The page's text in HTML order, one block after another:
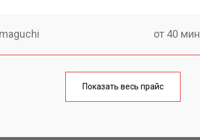
от 40 мин
от 80 мин
Показать весь прайс